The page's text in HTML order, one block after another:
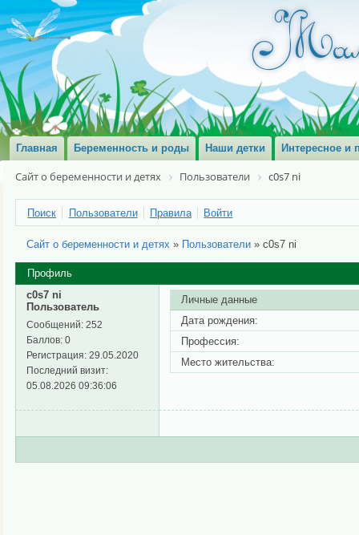
Главная Беременность и роды Наши детки Интересное и
Сайт о беременности и детях Пользователи c0s7 ni
Поиск Пользователи Правила Войти
Сайт о беременности и детях » Пользователи »c0s7 ni
Профиль
c0s7 ni
Пользователь
Сообщений: 252
Баллов: 0
Регистрация: 29.05.2020
Последний визит:
05.08.2026 09:36:06
Личные данные
Дата рождения:
Профессия:
Место жительства: